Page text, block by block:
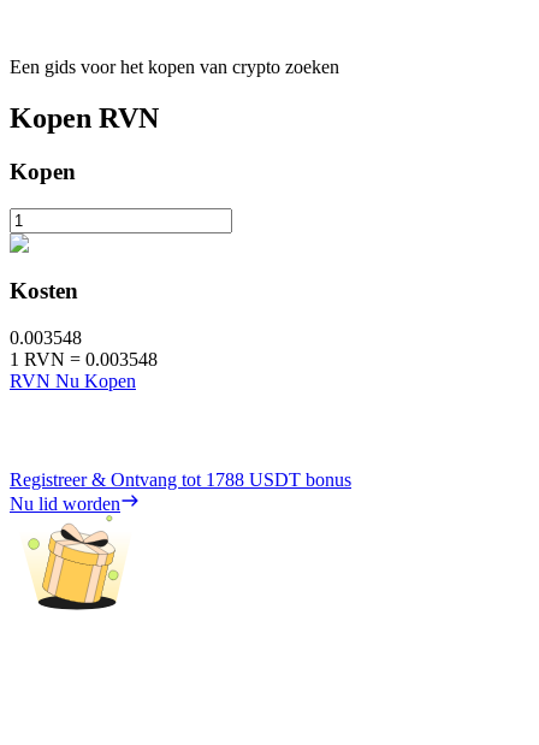
Een gids voor het kopen van crypto zoeken
Kopen RVN
Kopen
Kosten
0.003548
1 RVN = 0.003548
RVN Nu Kopen
Registreer & Ontvang tot 1788 USDT bonus
Nu lid worden